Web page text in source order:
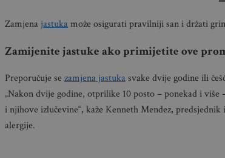
Zamjena jastukamože osigurati pravilniji san i držati
Zamijenite jastuke ako primijetite ove
Preporučuje sezamjena jastukasvake dvije godine ili
„Nakon dvije godine, otprilike 10 posto – ponekad i
i njihove izlučevine“, kaže Kenneth Mendez,
alergije.